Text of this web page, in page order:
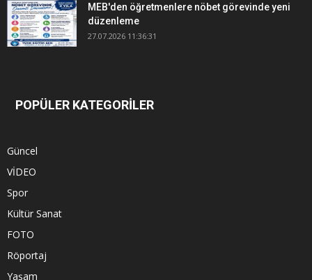
MEB'den öğretmenlere nöbet görevinde yeni
düzenleme
27.07.2026 11:36:31
POPÜLER KATEGORİLER
Güncel
VİDEO
Spor
Kültür Sanat
FOTO
Röportaj
Yaşam